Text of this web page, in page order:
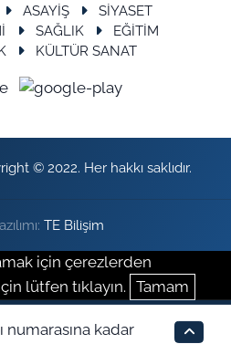
ASAYİŞ
SİYASET
SAĞLIK
EĞİTİM
KÜLTÜR SANAT
© 2022. Her hakkı saklıdır.
TE Bilişim
için çerezlerden
lütfen tıklayın. Tamam
numarasına kadar